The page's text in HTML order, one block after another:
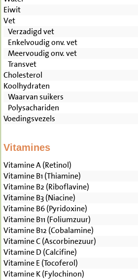
Eiwit
Vet
Verzadigd vet
Enkelvoudig onv. vet
Meervoudig onv. vet
Transvet
Cholesterol
Koolhydraten
Waarvan suikers
Polysachariden
Voedingsvezels
Vitamines
Vitamine A (Retinol)
Vitamine B1 (Thiamine)
Vitamine B2 (Riboflavine)
Vitamine B3 (Niacine)
Vitamine B6 (Pyridoxine)
Vitamine B11 (Foliumzuur)
Vitamine B12 (Cobalamine)
Vitamine C (Ascorbinezuur)
Vitamine D (Calcifine)
Vitamine E (Tocoferol)
Vitamine K (Fylochinon)